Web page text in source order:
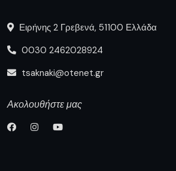
Ειρήνης 2 Γρεβενά, 51100 Ελλάδα
0030 2462028924
tsaknaki@otenet.gr
Ακολουθήστε μας